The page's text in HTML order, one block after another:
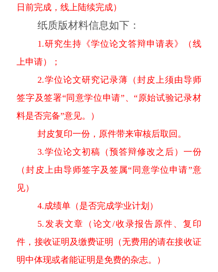
日前完成，线上陆续完成）
纸质版材料信息如下：
1.研究生持《学位论文答辩申请表》（线
上申请）；
2.学位论文研究记录薄（封皮上须由导师
签字及签署“同意学位申请”、“原始试验记录材
料是否完备”意见。）
封皮复印一份，原件带来审核后取回。
3.学位论文初稿（预答辩修改之后）一份
（封皮上由导师签字及签属“同意学位申请”意
见）
4.成绩单（是否完成学业计划）
5.发表文章（论文/收录报告原件、复印
件，接收证明及缴费证明（无费用的请在接收证
明中体现或者能证明是免费的杂志。）